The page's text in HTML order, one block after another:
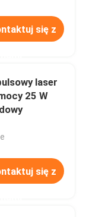
się z
laser
25 W
się z